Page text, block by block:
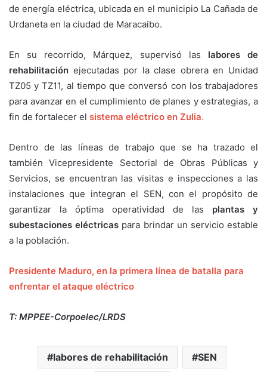
de energía eléctrica, ubicada en el municipio La Cañada de
Urdaneta en la ciudad de Maracaibo.
En su recorrido, Márquez, supervisó las labores de
rehabilitación ejecutadas por la clase obrera en Unidad
TZ05 y TZ11, al tiempo que conversó con los trabajadores
para avanzar en el cumplimiento de planes y estrategias, a
fin de fortalecer el sistema eléctrico en Zulia.
Dentro de las líneas de trabajo que se ha trazado el
también Vicepresidente Sectorial de Obras Públicas y
Servicios, se encuentran las visitas e inspecciones a las
instalaciones que integran el SEN, con el propósito de
garantizar la óptima operatividad de las plantas y
subestaciones eléctricas para brindar un servicio estable
a la población.
Presidente Maduro, en la primera línea de batalla para
enfrentar el ataque eléctrico
T: MPPEE-Corpoelec/LRDS
labores de rehabilitación SEN